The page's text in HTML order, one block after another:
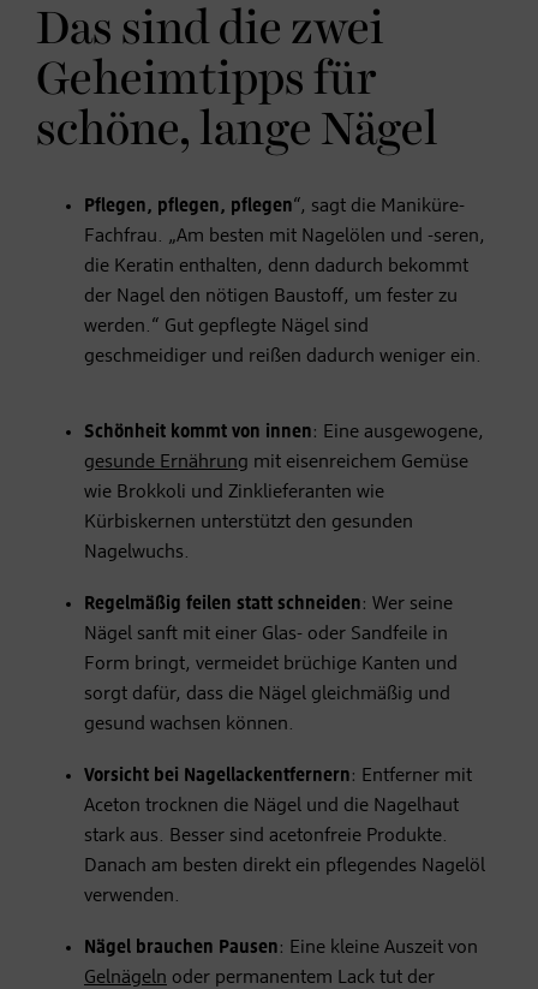
Das sind die zwei
Geheimtipps für
schöne, lange Nägel
Pflegen, pflegen, pflegen“, sagt die Maniküre-
Fachfrau. „Am besten mit Nagelölen und -seren,
die Keratin enthalten, denn dadurch bekommt
der Nagel den nötigen Baustoff, um fester zu
werden.“ Gut gepflegte Nägel sind
geschmeidiger und reißen dadurch weniger ein.
Schönheit kommt von innen: Eine ausgewogene,
gesunde Ernährung mit eisenreichem Gemüse
wie Brokkoli und Zinklieferanten wie
Kürbiskernen unterstützt den gesunden
Nagelwuchs.
Regelmäßig feilen statt schneiden: Wer seine
Nägel sanft mit einer Glas- oder Sandfeile in
Form bringt, vermeidet brüchige Kanten und
sorgt dafür, dass die Nägel gleichmäßig und
gesund wachsen können.
Vorsicht bei Nagellackentfernern: Entferner mit
Aceton trocknen die Nägel und die Nagelhaut
stark aus. Besser sind acetonfreie Produkte.
Danach am besten direkt ein pflegendes Nagelöl
verwenden.
Nägel brauchen Pausen: Eine kleine Auszeit von
Gelnägeln oder permanentem Lack tut der